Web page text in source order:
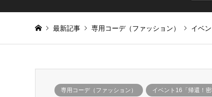
最新記事 専用コーデ（ファッション） イベ
専用コーデ（ファッション） イベント16「帰還！密